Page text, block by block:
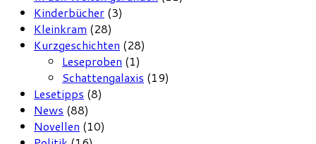
Kinderbücher (3)
Kleinkram (28)
Kurzgeschichten (28)
Leseproben (1)
Schattengalaxis (19)
Lesetipps (8)
News (88)
Novellen (10)